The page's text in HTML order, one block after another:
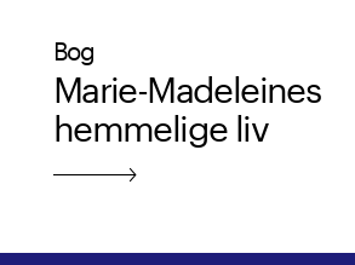
Bog
Marie-Madeleines
hemmelige liv